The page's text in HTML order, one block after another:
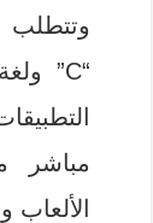
وتتطلب
مباشر
الألعاب